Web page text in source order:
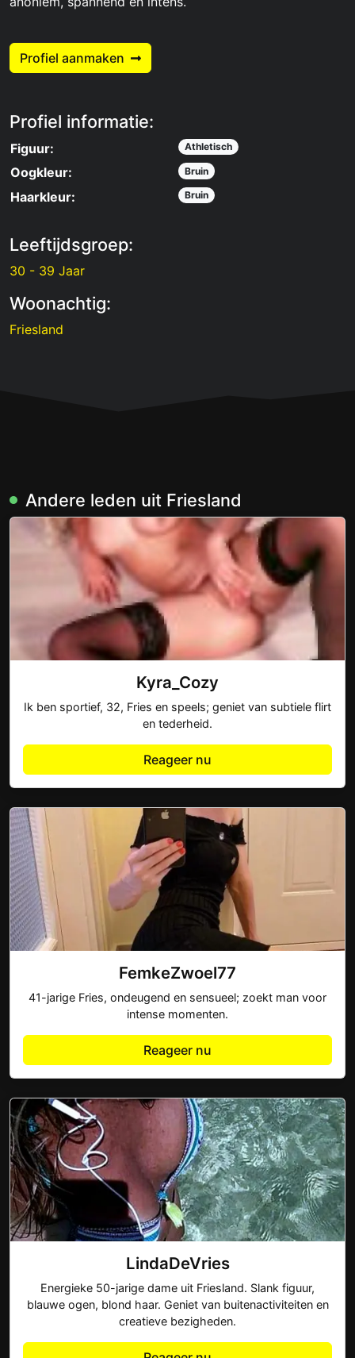
Profiel aanmaken
Profiel informatie:
Figuur: Athletisch
Oogkleur: Bruin
Haarkleur: Bruin
Leeftijdsgroep:
30 - 39 Jaar
Woonachtig:
Friesland
Andere leden uit Friesland
Kyra_Cozy
Ik ben sportief, 32, Fries en speels; geniet van subtiele flirt
en tederheid.
Reageer nu
FemkeZwoel77
41-jarige Fries, ondeugend en sensueel; zoekt man voor
intense momenten.
Reageer nu
LindaDeVries
Energieke 50-jarige dame uit Friesland. Slank figuur,
blauwe ogen, blond haar. Geniet van buitenactiviteiten en
creatieve bezigheden.